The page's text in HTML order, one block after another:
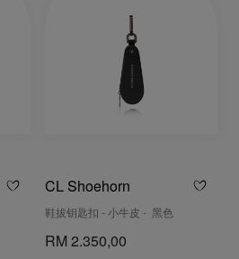
CL Shoehorn
鞋拔钥匙扣 - 小牛皮 - 黑色
RM 2.350,00